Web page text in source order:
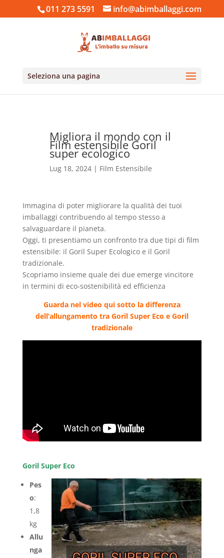
011 273 5591 info@abimballaggi.com
Seleziona una pagina
Migliora il mondo con il
Film estensibile Goril
super ecologico
Lug 18, 2024| Film Estensibile
Immagina di poter migliorare la qualità dei tuoi
imballaggi contribuendo al tempo stesso a
salvaguardare il pianeta.
Oggi, ti presentiamo un confronto tra due tipi di film
estensibile: il Goril Super Ecologico e il Goril
tradizionale.
Scopriamo insieme quale dei due emerge vincitore
in termini di eco-sostenibilità ed efficienza
Guarda nel video qui sotto la differenza
dell’allungamento tra Goril Super Eco e Goril
tradizionale
Goril Super Eco
Pes
o:
1,8
kg
Allu
nga